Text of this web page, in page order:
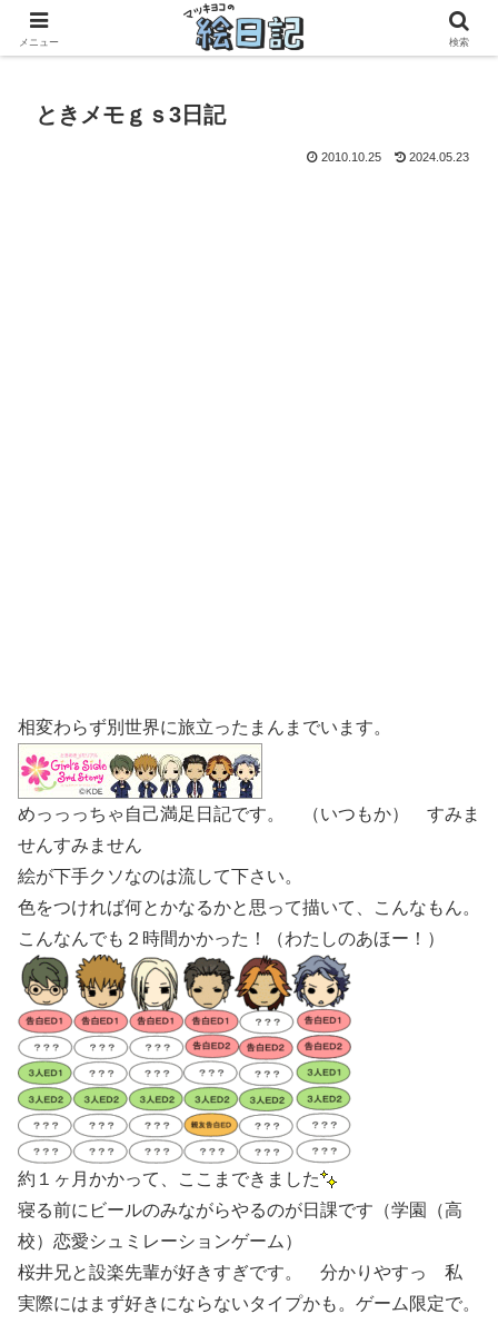
滋賀に移住した50代元主婦、フリーランス×パートの毎日
ときメモｇｓ3日記
2010.10.25 2024.05.23
相変わらず別世界に旅立ったまんまでいます。
めっっっちゃ自己満足日記です。 （いつもか） すみま
せんすみません
絵が下手クソなのは流して下さい。
色をつければ何とかなるかと思って描いて、こんなもん。
こんなんでも２時間かかった！（わたしのあほー！）
約１ヶ月かかって、ここまできました
寝る前にビールのみながらやるのが日課です（学園（高
校）恋愛シュミレーションゲーム）
桜井兄と設楽先輩が好きすぎです。 分かりやすっ 私
実際にはまず好きにならないタイプかも。ゲーム限定で。
メニュー 検索